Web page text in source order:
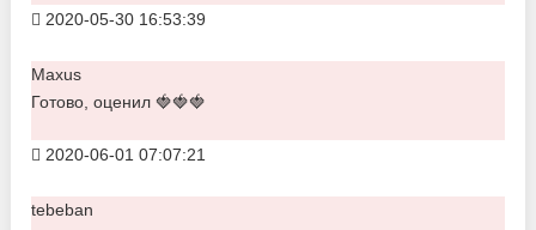
2020-05-30 16:53:39
Maxus
Готово, оценил 🍓🍓🍓
2020-06-01 07:07:21
tebeban